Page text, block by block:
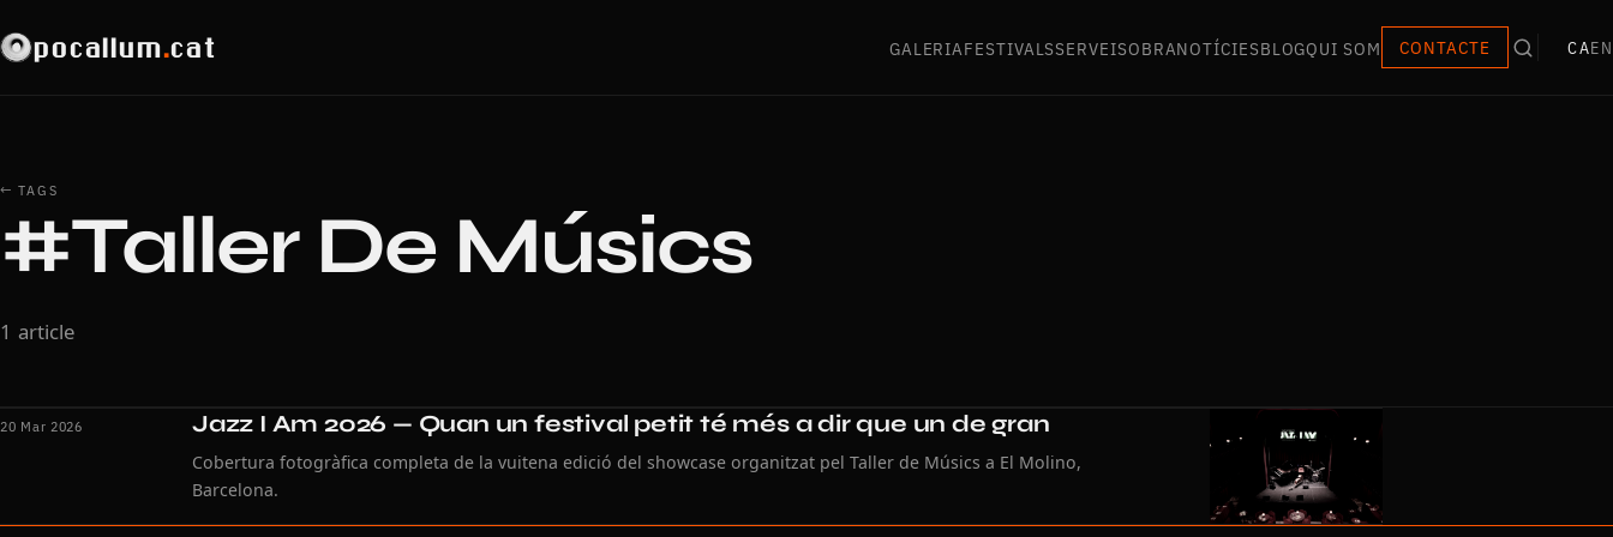
pocallum.cat GALERIAFESTIVALSSERVEISOBRANOTÍCIESBLOGQUI SOM CONTACTE CAEN
← TAGS
#Taller De Músics
1 article
20 Mar 2026 Jazz I Am 2026 — Quan un festival petit té més a dir que un de gran
Cobertura fotogràfica completa de la vuitena edició del showcase organitzat pel Taller de Músics a El Molino,
Barcelona.